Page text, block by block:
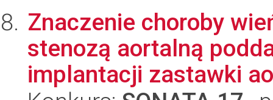
Znaczenie choroby
stenozą aortalną
implantacji zastawki